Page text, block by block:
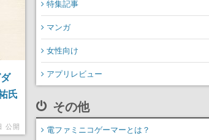
氏
公開
特集記事
マンガ
女性向け
アプリレビュー
その他
電ファミニコゲーマーとは？